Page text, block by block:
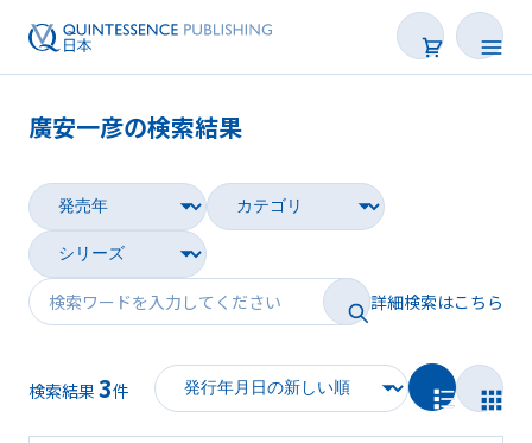
雑誌
映像
電子BOOK
著者一覧
廣安一彦の検索結果
詳細検索はこちら
検索結果 3件